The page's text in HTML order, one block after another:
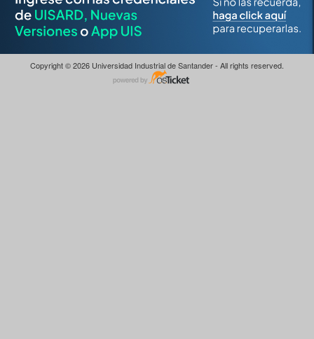
Copyright © 2026 Universidad Industrial de Santander - All rights reserved.